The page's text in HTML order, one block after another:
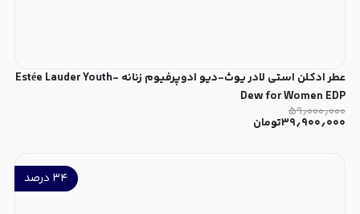
عطر ادکلن استی لادر یوث-دیو ادوپرفیوم زنانه Estée Lauder Youth-
Dew for Women EDP
۵۹٫۰۰۰٫۰۰۰
۳۹٫۹۰۰٫۰۰۰تومان
۳۴ درصد